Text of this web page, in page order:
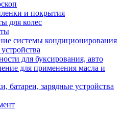
и покрытия
для колес
системы кондиционирования
для буксирования, авто
для применения масла и
батареи, зарядные устройства